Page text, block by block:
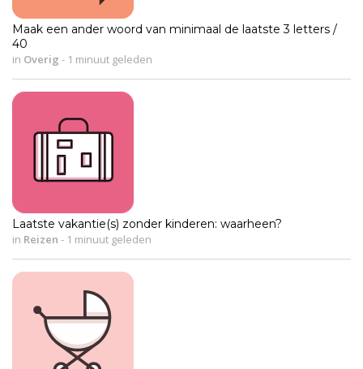
Maak een ander woord van minimaal de laatste 3 letters /
40
in Overig - 1 minuut geleden
Laatste vakantie(s) zonder kinderen: waarheen?
in Reizen - 1 minuut geleden